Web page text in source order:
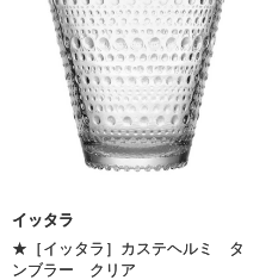
イッタラ
★［イッタラ］カステヘルミ タ
ンブラー クリア